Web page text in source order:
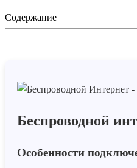
Содержание
Беспроводной
Особенности